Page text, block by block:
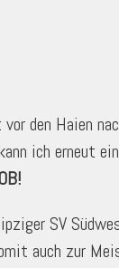
den Haien
ich erneut
SV
auch zur